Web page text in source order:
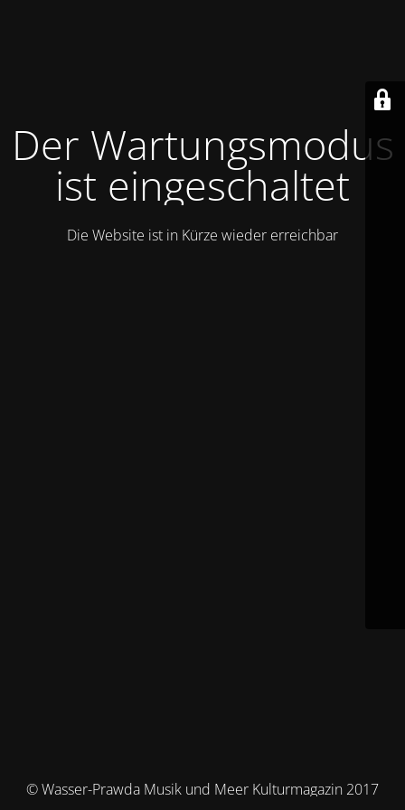
Der Wartungsmodus
ist eingeschaltet
Die Website ist in Kürze wieder erreichbar
© Wasser-Prawda Musik und Meer Kulturmagazin 2017